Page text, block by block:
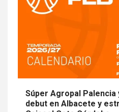
Súper Agropal
debut en Albacete y